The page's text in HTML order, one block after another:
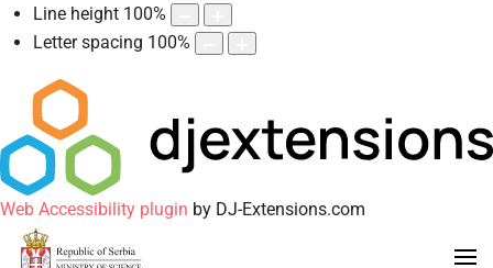
Line height 100%
Letter spacing 100%
Web Accessibility plugin by DJ-Extensions.com